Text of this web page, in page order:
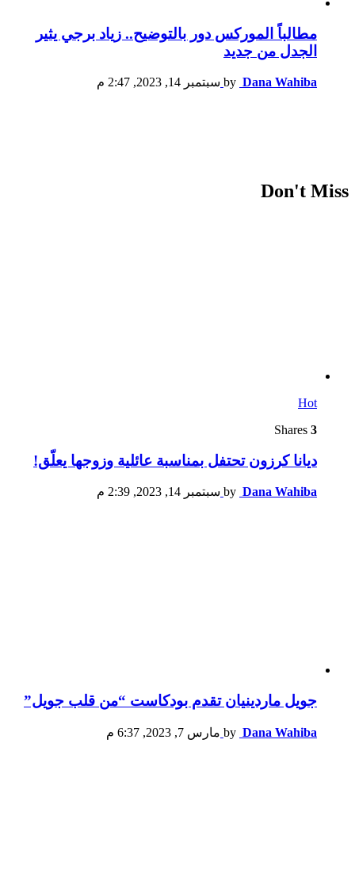
مطالباً الموركس دور بالتوضيح.. زياد برجي يثير
الجدل من جديد
by Dana Wahiba سبتمبر 14, 2023, 2:47 م
Don't Miss
Hot
3
ديانا كرزون تحتفل بمناسبة عائلية وزوجها يعلّق!
by Dana Wahiba سبتمبر 14, 2023, 2:39 م
جويل ماردينيان تقدم بودكاست “من قلب جويل”
by Dana Wahiba مارس 7, 2023, 6:37 م